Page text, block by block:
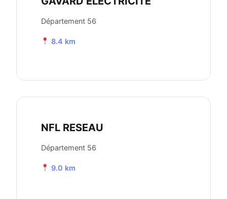
Département 56
8.4 km
NFL RESEAU
Département 56
9.0 km